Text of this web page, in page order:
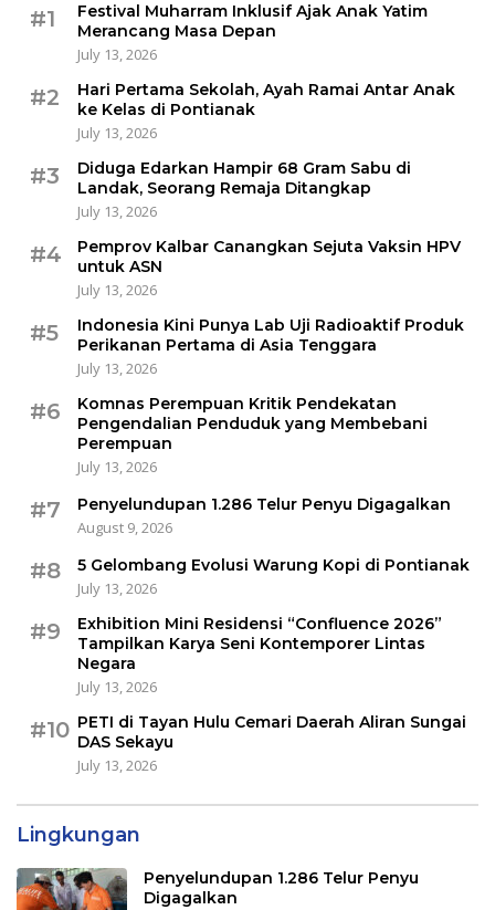
#1
Festival Muharram Inklusif Ajak Anak Yatim
Merancang Masa Depan
July 13, 2026
#2
Hari Pertama Sekolah, Ayah Ramai Antar Anak
ke Kelas di Pontianak
July 13, 2026
#3
Diduga Edarkan Hampir 68 Gram Sabu di
Landak, Seorang Remaja Ditangkap
July 13, 2026
#4
Pemprov Kalbar Canangkan Sejuta Vaksin HPV
untuk ASN
July 13, 2026
#5
Indonesia Kini Punya Lab Uji Radioaktif Produk
Perikanan Pertama di Asia Tenggara
July 13, 2026
#6
Komnas Perempuan Kritik Pendekatan
Pengendalian Penduduk yang Membebani
Perempuan
July 13, 2026
#7
Penyelundupan 1.286 Telur Penyu Digagalkan
August 9, 2026
#8
5 Gelombang Evolusi Warung Kopi di Pontianak
July 13, 2026
#9
Exhibition Mini Residensi “Confluence 2026”
Tampilkan Karya Seni Kontemporer Lintas
Negara
July 13, 2026
#10 PETI di Tayan Hulu Cemari Daerah Aliran Sungai
DAS Sekayu
July 13, 2026
Lingkungan
Penyelundupan 1.286 Telur Penyu
Digagalkan